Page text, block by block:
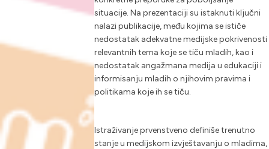
situacije. Na prezentaciji su istaknuti ključni
nalazi publikacije, među kojima se ističe
nedostatak adekvatne medijske pokrivenosti
relevantnih tema koje se tiču mladih, kao i
nedostatak angažmana medija u edukaciji i
informisanju mladih o njihovim pravima i
politikama koje ih se tiču.
Istraživanje prvenstveno definiše trenutno
stanje u medijskom izvještavanju o mladima,